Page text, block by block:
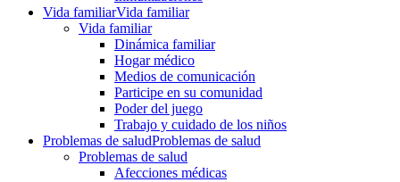
Vida familiarVida familiar
Vida familiar
Dinámica familiar
Hogar médico
Medios de comunicación
Participe en su comunidad
Poder del juego
Trabajo y cuidado de los niños
Problemas de saludProblemas de salud
Problemas de salud
Afecciones médicas